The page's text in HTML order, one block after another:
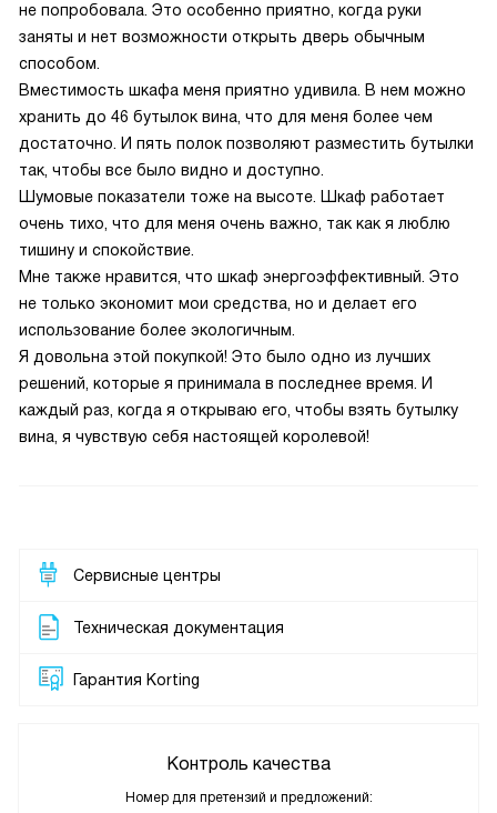
не попробовала. Это особенно приятно, когда руки
заняты и нет возможности открыть дверь обычным
способом.
Вместимость шкафа меня приятно удивила. В нем можно
хранить до 46 бутылок вина, что для меня более чем
достаточно. И пять полок позволяют разместить бутылки
так, чтобы все было видно и доступно.
Шумовые показатели тоже на высоте. Шкаф работает
очень тихо, что для меня очень важно, так как я люблю
тишину и спокойствие.
Мне также нравится, что шкаф энергоэффективный. Это
не только экономит мои средства, но и делает его
использование более экологичным.
Я довольна этой покупкой! Это было одно из лучших
решений, которые я принимала в последнее время. И
каждый раз, когда я открываю его, чтобы взять бутылку
вина, я чувствую себя настоящей королевой!
Сервисные центры
Техническая документация
Гарантия Korting
Контроль качества
Номер для претензий и предложений: